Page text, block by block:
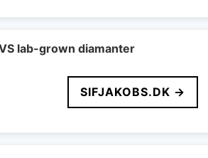
lab-grown diamanter
SIFJAKOBS.DK →